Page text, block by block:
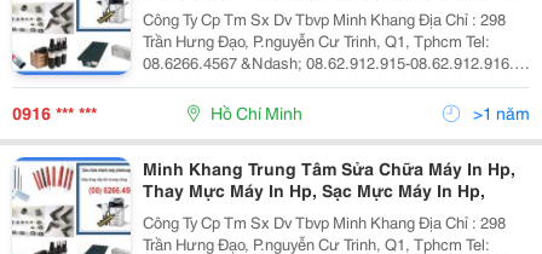
Công Ty Cp Tm Sx Dv Tbvp Minh Khang Địa Chỉ : 298
Trần Hưng Đạo, P.nguyễn Cư Trinh, Q1, Tphcm Tel:
08.6266.4567 &Ndash; 08.62.912.915-08.62.912.916.
Fax: 08.39.209.309 Website: Www.minhkhangjsc.com
0916 *** *** Hồ Chí Minh >1 năm
Minh Khang Trung Tâm Sửa Chữa Máy In Hp,
Thay Mực Máy In Hp, Sạc Mực Máy In Hp,
Công Ty Cp Tm Sx Dv Tbvp Minh Khang Địa Chỉ : 298
Trần Hưng Đạo, P.nguyễn Cư Trinh, Q1, Tphcm Tel: